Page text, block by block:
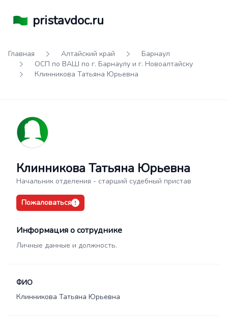
pristavdoc.ru
Главная Алтайский край
Барнаул
ОСП по ВАШ по г. Барнаулу и г. Новоалтайску
Клинникова Татьяна Юрьевна
Клинникова Татьяна Юрьевна
Начальник отделения - старший судебный пристав
Пожаловаться
Информация о сотруднике
Личные данные и должность.
ФИО
Клинникова Татьяна Юрьевна